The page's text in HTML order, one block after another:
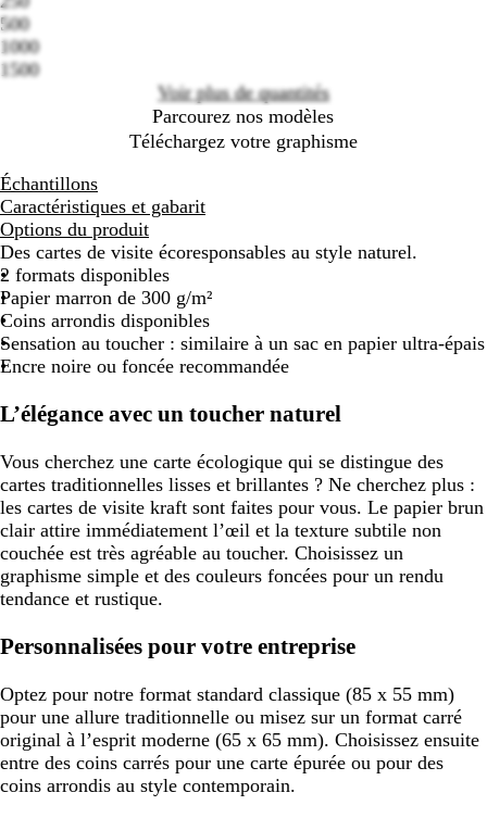
500
1000
1500
Voir plus de quantités
Parcourez nos modèles
Téléchargez votre graphisme
Échantillons
Caractéristiques et gabarit
Options du produit
Des cartes de visite écoresponsables au style naturel.
2 formats disponibles
Papier marron de 300 g/m²
Coins arrondis disponibles
Sensation au toucher : similaire à un sac en papier ultra-épais
Encre noire ou foncée recommandée
L’élégance avec un toucher naturel
Vous cherchez une carte écologique qui se distingue des
cartes traditionnelles lisses et brillantes ? Ne cherchez plus :
les cartes de visite kraft sont faites pour vous. Le papier brun
clair attire immédiatement l’œil et la texture subtile non
couchée est très agréable au toucher. Choisissez un
graphisme simple et des couleurs foncées pour un rendu
tendance et rustique.
Personnalisées pour votre entreprise
Optez pour notre format standard classique (85 x 55 mm)
pour une allure traditionnelle ou misez sur un format carré
original à l’esprit moderne (65 x 65 mm). Choisissez ensuite
entre des coins carrés pour une carte épurée ou pour des
coins arrondis au style contemporain.